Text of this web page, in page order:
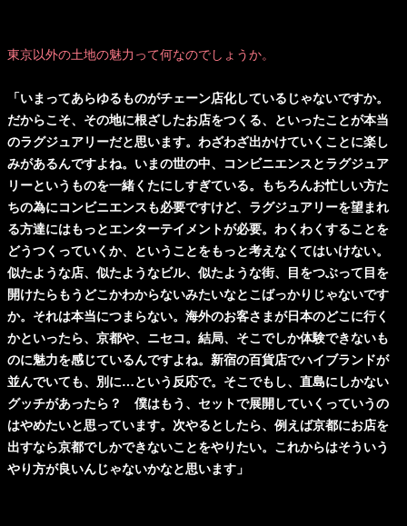
東京以外の土地の魅力って何なのでしょうか。
「いまってあらゆるものがチェーン店化しているじゃないですか。
だからこそ、その地に根ざしたお店をつくる、といったことが本当
のラグジュアリーだと思います。わざわざ出かけていくことに楽し
みがあるんですよね。いまの世の中、コンビニエンスとラグジュア
リーというものを一緒くたにしすぎている。もちろんお忙しい方た
ちの為にコンビニエンスも必要ですけど、ラグジュアリーを望まれ
る方達にはもっとエンターテイメントが必要。わくわくすることを
どうつくっていくか、ということをもっと考えなくてはいけない。
似たような店、似たようなビル、似たような街、目をつぶって目を
開けたらもうどこかわからないみたいなとこばっかりじゃないです
か。それは本当につまらない。海外のお客さまが日本のどこに行く
かといったら、京都や、ニセコ。結局、そこでしか体験できないも
のに魅力を感じているんですよね。新宿の百貨店でハイブランドが
並んでいても、別に…という反応で。そこでもし、直島にしかない
グッチがあったら？ 僕はもう、セットで展開していくっていうの
はやめたいと思っています。次やるとしたら、例えば京都にお店を
出すなら京都でしかできないことをやりたい。これからはそういう
やり方が良いんじゃないかなと思います」